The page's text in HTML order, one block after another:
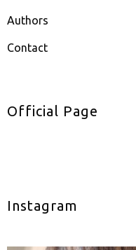
Authors
Contact
Official Page
Instagram